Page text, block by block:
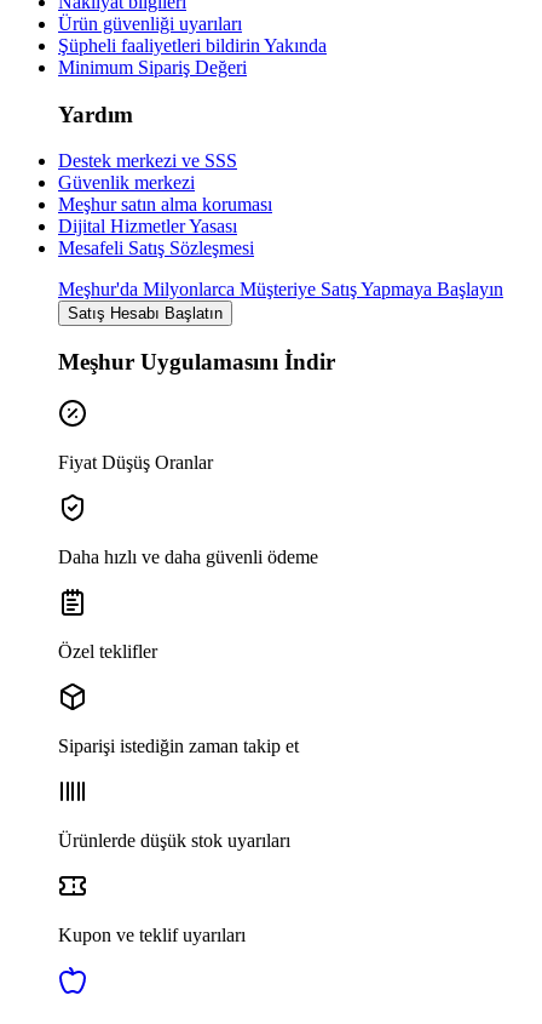
Ürün güvenliği uyarıları
Şüpheli faaliyetleri bildirin Yakında
Minimum Sipariş Değeri
Yardım
Destek merkezi ve SSS
Güvenlik merkezi
Meşhur satın alma koruması
Dijital Hizmetler Yasası
Mesafeli Satış Sözleşmesi
Meşhur'da Milyonlarca Müşteriye Satış Yapmaya Başlayın
Satış Hesabı Başlatın
Meşhur Uygulamasını İndir
Fiyat Düşüş Oranlar
Daha hızlı ve daha güvenli ödeme
Özel teklifler
Siparişi istediğin zaman takip et
Ürünlerde düşük stok uyarıları
Kupon ve teklif uyarıları